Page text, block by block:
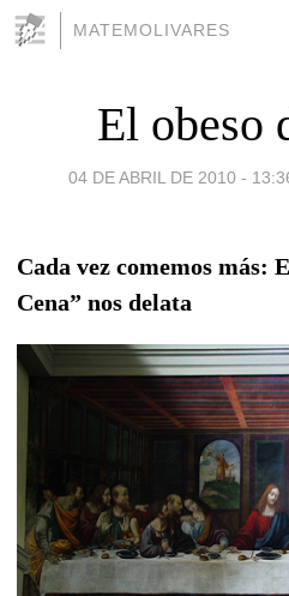
MATEMOLIVARES
El obeso
04 DE ABRIL DE 2010 -
Cada vez comemos más:
Cena” nos delata